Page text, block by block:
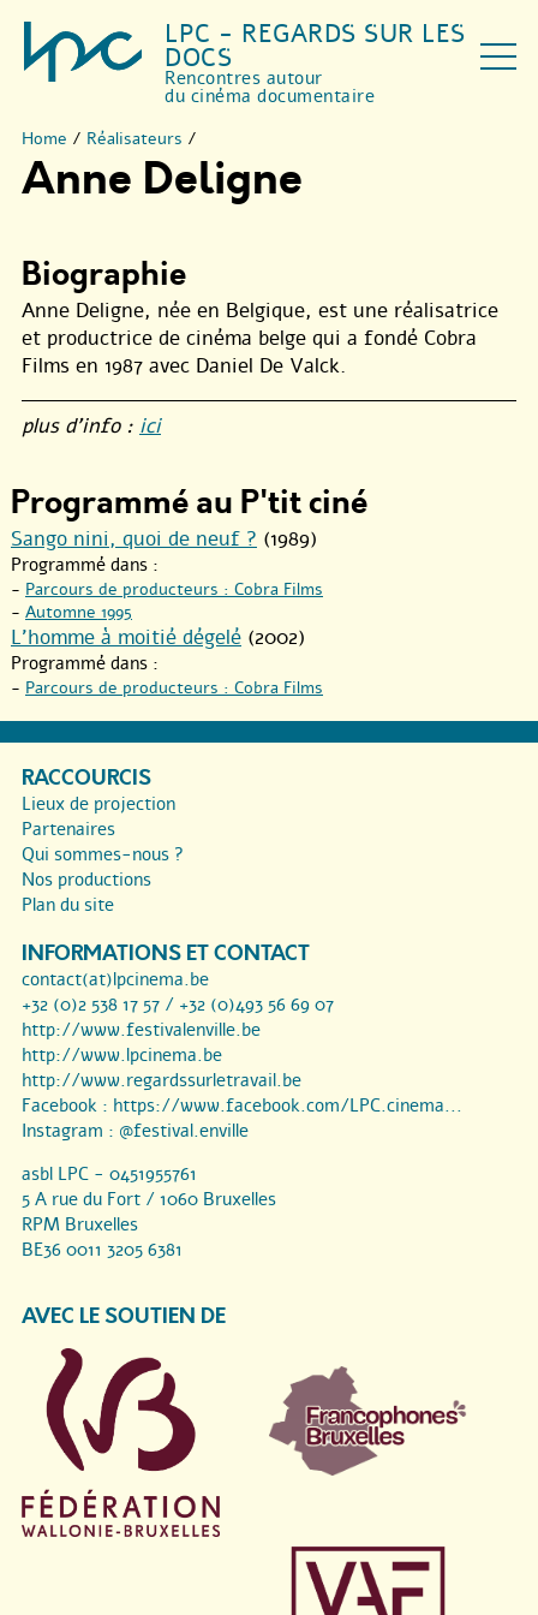
LPC - REGARDS SUR LES
DOCS
Rencontres autour
du cinéma documentaire
Home / Réalisateurs /
Anne Deligne
Biographie
Anne Deligne, née en Belgique, est une réalisatrice
et productrice de cinéma belge qui a fondé Cobra
Films en 1987 avec Daniel De Valck.
plus d’info : ici
Programmé au P'tit ciné
Sango nini, quoi de neuf ? (1989)
Programmé dans :
- Parcours de producteurs : Cobra Films
- Automne 1995
L’homme à moitié dégelé (2002)
Programmé dans :
- Parcours de producteurs : Cobra Films
RACCOURCIS
Lieux de projection
Partenaires
Qui sommes-nous ?
Nos productions
Plan du site
INFORMATIONS ET CONTACT
contact(at)lpcinema.be
+32 (0)2 538 17 57 / +32 (0)493 56 69 07
http://www.festivalenville.be
http://www.lpcinema.be
http://www.regardssurletravail.be
Facebook : https://www.facebook.com/LPC.cinema...
Instagram : @festival.enville
asbl LPC - 0451955761
5 A rue du Fort / 1060 Bruxelles
RPM Bruxelles
BE36 0011 3205 6381
AVEC LE SOUTIEN DE